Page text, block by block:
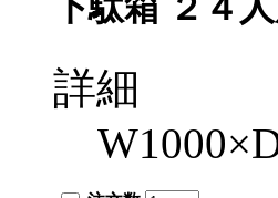
下駄箱 ２４
詳細